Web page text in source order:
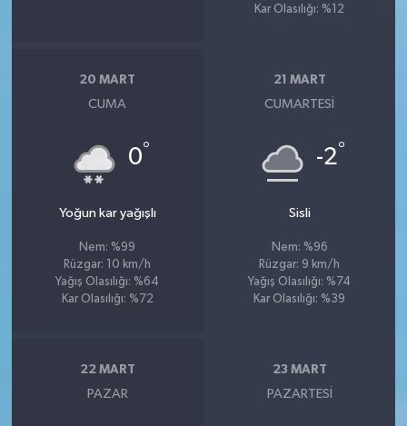
Kar Olasılığı: %12
20 MART
CUMA
0°
Yoğun kar yağışlı
Nem: %99
Rüzgar: 10 km/h
Yağış Olasılığı: %64
Kar Olasılığı: %72
21 MART
CUMARTESI
-2°
Sisli
Nem: %96
Rüzgar: 9 km/h
Yağış Olasılığı: %74
Kar Olasılığı: %39
22 MART
PAZAR
23 MART
PAZARTESI